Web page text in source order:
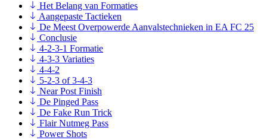
Het Belang van Formaties
Aangepaste Tactieken
De Meest Overpowerde Aanvalstechnieken in EA FC 25
Conclusie
4-2-3-1 Formatie
4-3-3 Variaties
4-4-2
5-2-3 of 3-4-3
Near Post Finish
De Pinged Pass
De Fake Run Trick
Flair Nutmeg Pass
Power Shots